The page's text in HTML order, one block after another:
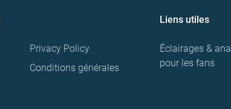
Privacy Policy
Conditions générales
Liens utiles
Éclairages &
pour les fans